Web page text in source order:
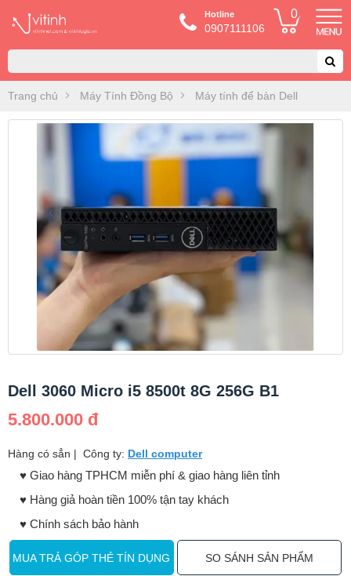
Hotline
0907111106
0
Trang chủ Máy Tính Đồng Bộ Máy tính để bàn Dell
Dell 3060 Micro i5 8500t 8G 256G B1
5.800.000 đ
Hàng có sẳn | Công ty: Dell computer
♥️ Giao hàng TPHCM miễn phí & giao hàng liên tỉnh
♥️ Hàng giả hoàn tiền 100% tận tay khách
♥️ Chính sách bảo hành
MUA TRẢ GÓP THẺ TÍN DỤNG SO SÁNH SẢN PHẨM